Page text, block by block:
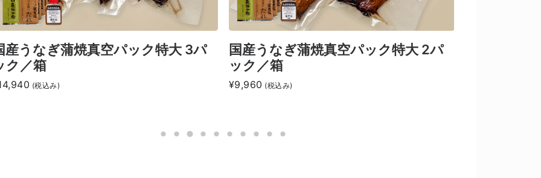
産うなぎ蒲焼真空パック特大 3パ
ク／箱
(税込み)
国産うなぎ蒲焼真空パック特大 2パ
ック／箱
¥9,960 (税込み)